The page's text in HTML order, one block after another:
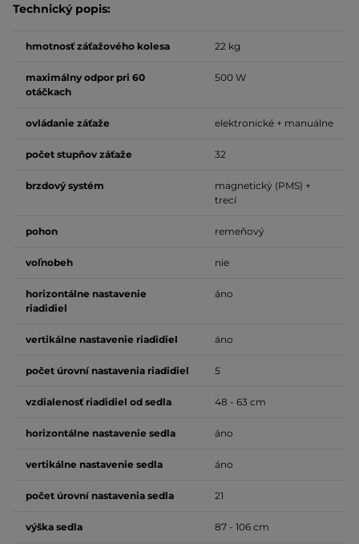
Technický popis:
hmotnosť záťažového kolesa 22 kg
maximálny odpor pri 60
otáčkach
500 W
ovládanie záťaže elektronické + manuálne
počet stupňov záťaže 32
brzdový systém
magnetický (PMS) +
trecí
pohon remeňový
voľnobeh nie
horizontálne nastavenie
riadidiel
áno
vertikálne nastavenie riadidiel áno
počet úrovní nastavenia riadidiel 5
vzdialenosť riadidiel od sedla 48 - 63 cm
horizontálne nastavenie sedla áno
vertikálne nastavenie sedla áno
počet úrovní nastavenia sedla 21
výška sedla 87 - 106 cm